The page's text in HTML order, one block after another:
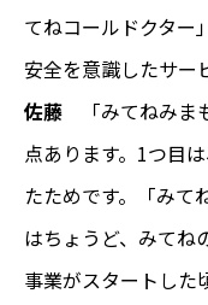
てねコールドクター
安全を意識したサー
佐藤 「みてねみま
点あります。1つ目
たためです。「みて
はちょうど、みてね
事業がスタートした